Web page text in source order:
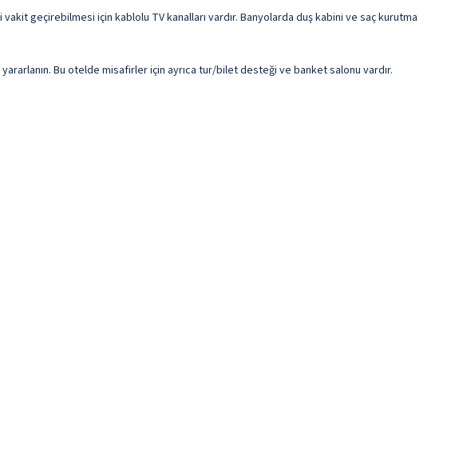
geçirebilmesi için kablolu TV kanalları vardır. Banyolarda duş kabini ve saç kurutma
Bu otelde misafirler için ayrıca tur/bilet desteği ve banket salonu vardır.